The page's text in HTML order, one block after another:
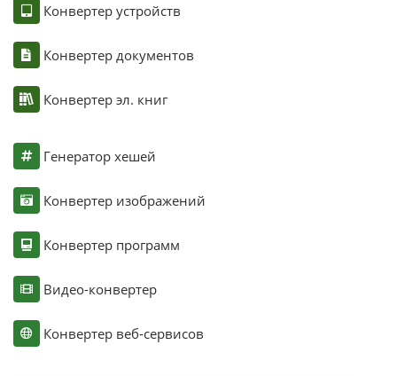
Конвертер устройств
Конвертер документов
Конвертер эл. книг
Генератор хешей
Конвертер изображений
Конвертер программ
Видео-конвертер
Конвертер веб-сервисов